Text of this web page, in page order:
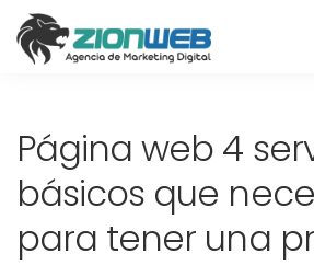
Página web 4
básicos que
para tener una